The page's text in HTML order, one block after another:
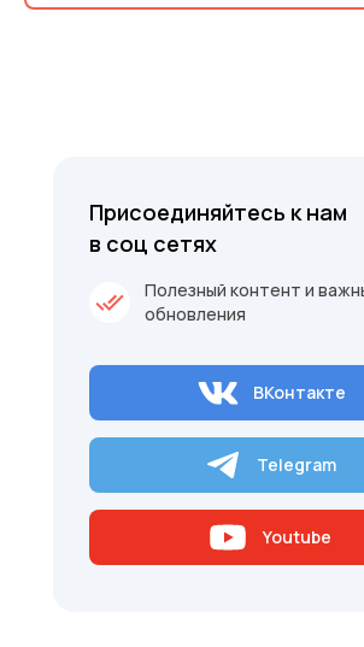
Полезный контент и
обновления
ВКонтакте
Telegram
Youtube
Присоединяйтесь к нам
в соц сетях